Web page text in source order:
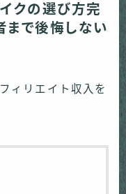
クの選び方完
まで後悔しない
ィリエイト収入を